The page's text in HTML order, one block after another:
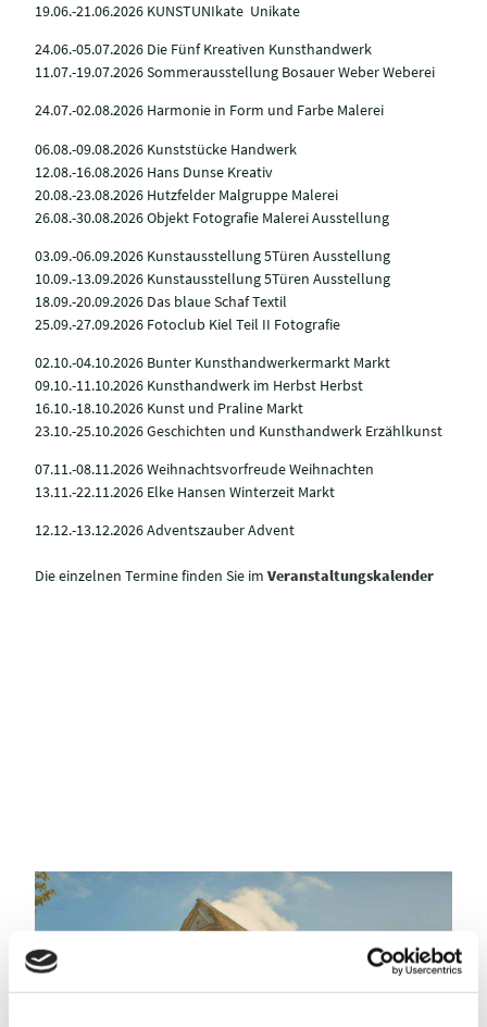
19.06.-21.06.2026 KUNSTUNIkate Unikate
24.06.-05.07.2026 Die Fünf Kreativen Kunsthandwerk
11.07.-19.07.2026 Sommerausstellung Bosauer Weber Weberei
24.07.-02.08.2026 Harmonie in Form und Farbe Malerei
06.08.-09.08.2026 Kunststücke Handwerk
12.08.-16.08.2026 Hans Dunse Kreativ
20.08.-23.08.2026 Hutzfelder Malgruppe Malerei
26.08.-30.08.2026 Objekt Fotografie Malerei Ausstellung
03.09.-06.09.2026 Kunstausstellung 5Türen Ausstellung
10.09.-13.09.2026 Kunstausstellung 5Türen Ausstellung
18.09.-20.09.2026 Das blaue Schaf Textil
25.09.-27.09.2026 Fotoclub Kiel Teil II Fotografie
02.10.-04.10.2026 Bunter Kunsthandwerkermarkt Markt
09.10.-11.10.2026 Kunsthandwerk im Herbst Herbst
16.10.-18.10.2026 Kunst und Praline Markt
23.10.-25.10.2026 Geschichten und Kunsthandwerk Erzählkunst
07.11.-08.11.2026 Weihnachtsvorfreude Weihnachten
13.11.-22.11.2026 Elke Hansen Winterzeit Markt
12.12.-13.12.2026 Adventszauber Advent
Die einzelnen Termine finden Sie im Veranstaltungskalender